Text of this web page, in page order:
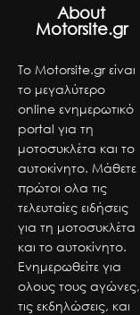
About
Motorsite.gr
Το Motorsite.gr είναι
το μεγαλύτερο
online ενημερωτικό
portal για τη
μοτοσυκλέτα και το
αυτοκίνητο. Μάθετε
πρώτοι ολα τις
τελευταίες ειδήσεις
για τη μοτοσυκλέτα
και το αυτοκίνητο.
Ενημερωθείτε για
ολους τους αγώνες,
τις εκδηλώσεις, και